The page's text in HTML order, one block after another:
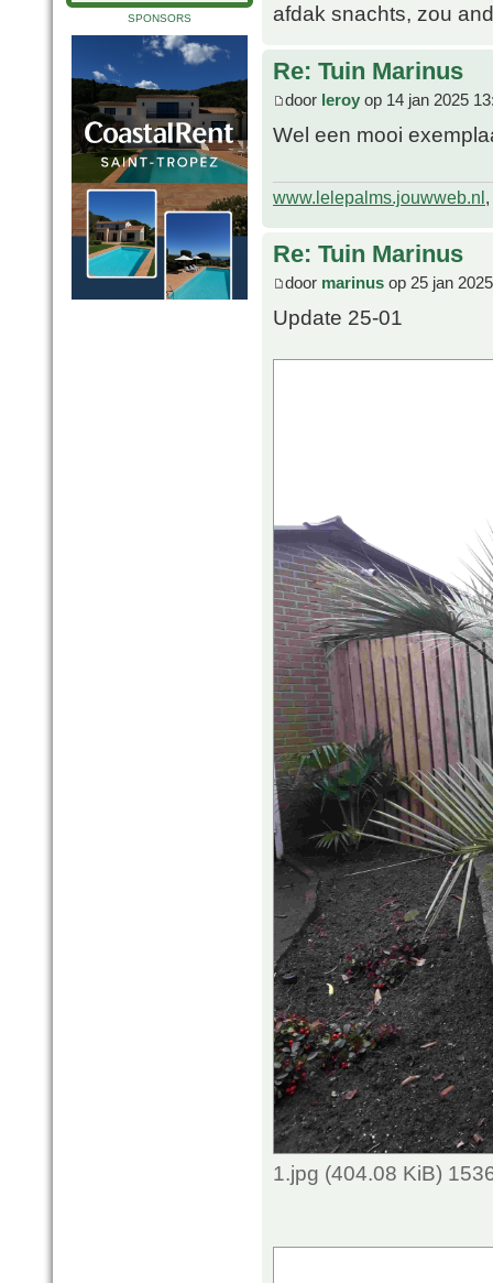
SPONSORS
afdak snachts, zou
Re: Tuin Marinus
door leroy op 14 jan 2025
Wel een mooi
www.lelepalms.jouwweb.nl
Re: Tuin Marinus
door marinus op 25 jan
Update 25-01
1.jpg (404.08 KiB)